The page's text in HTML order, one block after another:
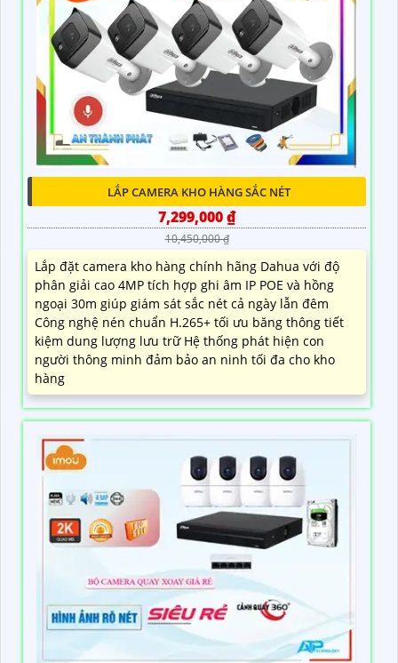
LẮP CAMERA KHO HÀNG SẮC NÉT
7,299,000 ₫
10,450,000 ₫
Lắp đặt camera kho hàng chính hãng Dahua với độ
phân giải cao 4MP tích hợp ghi âm IP POE và hồng
ngoại 30m giúp giám sát sắc nét cả ngày lẫn đêm
Công nghệ nén chuẩn H.265+ tối ưu băng thông tiết
kiệm dung lượng lưu trữ Hệ thống phát hiện con
người thông minh đảm bảo an ninh tối đa cho kho
hàng